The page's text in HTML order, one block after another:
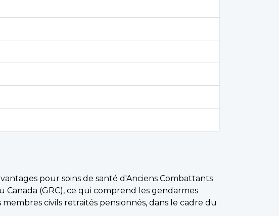
pour soins de santé d'Anciens Combattants
Canada (GRC), ce qui comprend les gendarmes
civils retraités pensionnés, dans le cadre du